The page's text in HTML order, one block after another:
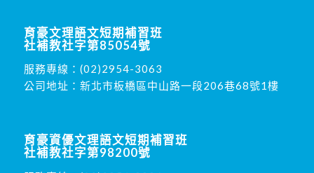
育豪文理語文短期補習班
社補教社字第85054號
服務專線： (02)2954-3063
公司地址：新北市板橋區中山路一段206巷68號1樓
育豪資優文理語文短期補習班
社補教社字第98200號